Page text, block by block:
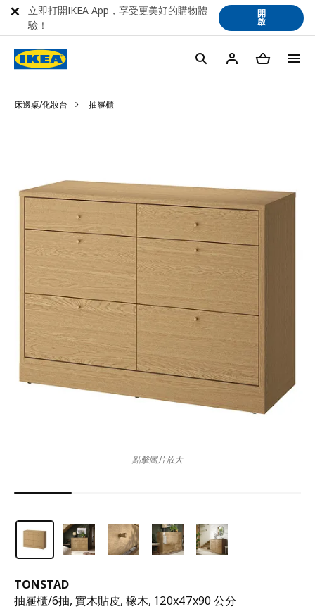
床邊桌/化妝台 抽屜櫃
TONSTAD
抽屜櫃/6抽, 實木貼皮, 橡木, 120x47x90 公分
點擊圖片放大
立即打開IKEA App，享受更美好的購物體
驗！
開
啟